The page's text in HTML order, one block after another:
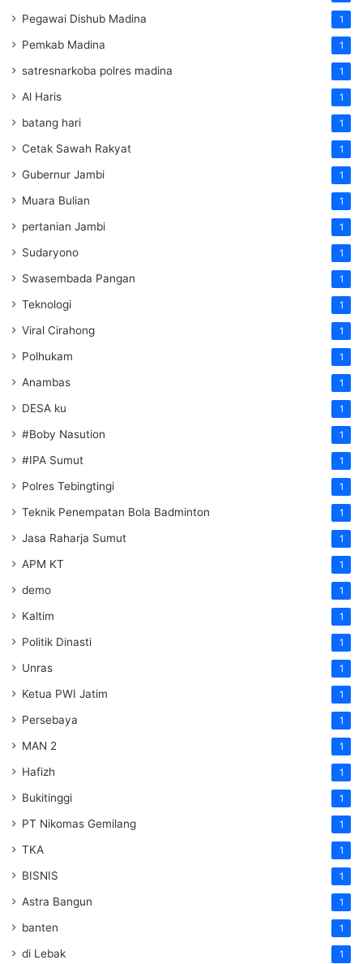
Pegawai Dishub Madina 1
Pemkab Madina 1
satresnarkoba polres madina 1
Al Haris 1
batang hari 1
Cetak Sawah Rakyat 1
Gubernur Jambi 1
Muara Bulian 1
pertanian Jambi 1
Sudaryono 1
Swasembada Pangan 1
Teknologi 1
Viral Cirahong 1
Polhukam 1
Anambas 1
DESA ku 1
#Boby Nasution 1
#IPA Sumut 1
Polres Tebingtingi 1
Teknik Penempatan Bola Badminton 1
Jasa Raharja Sumut 1
APM KT 1
demo 1
Kaltim 1
Politik Dinasti 1
Unras 1
Ketua PWI Jatim 1
Persebaya 1
MAN 2 1
Hafizh 1
Bukitinggi 1
PT Nikomas Gemilang 1
TKA 1
BISNIS 1
Astra Bangun 1
banten 1
di Lebak 1